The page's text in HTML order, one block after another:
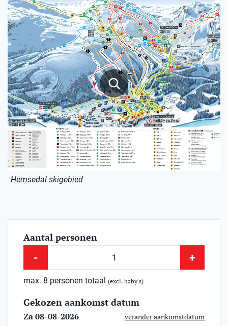
Hemsedal skigebied
Aantal personen
- +
max. 8 personen totaal (excl. baby's)
Gekozen aankomst datum
Za 08-08-2026 verander aankomstdatum